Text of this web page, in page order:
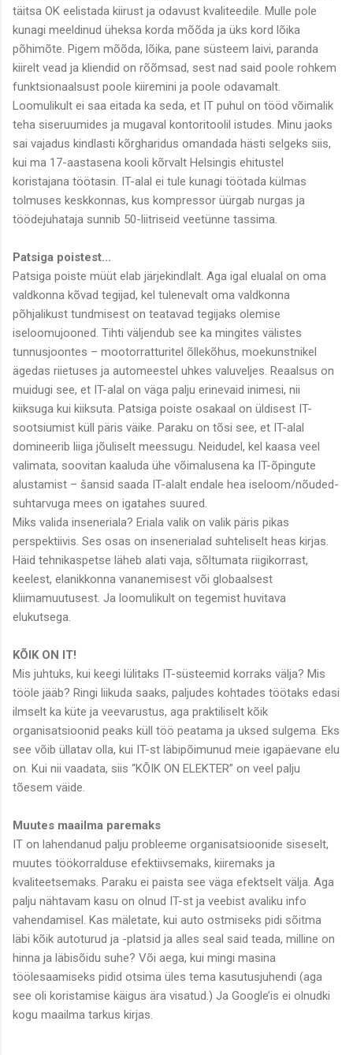
täitsa OK eelistada kiirust ja odavust kvaliteedile. Mulle pole
kunagi meeldinud üheksa korda mõõda ja üks kord lõika
põhimõte. Pigem mõõda, lõika, pane süsteem laivi, paranda
kiirelt vead ja kliendid on rõõmsad, sest nad said poole rohkem
funktsionaalsust poole kiiremini ja poole odavamalt.
Loomulikult ei saa eitada ka seda, et IT puhul on tööd võimalik
teha siseruumides ja mugaval kontoritoolil istudes. Minu jaoks
sai vajadus kindlasti kõrgharidus omandada hästi selgeks siis,
kui ma 17-aastasena kooli kõrvalt Helsingis ehitustel
koristajana töötasin. IT-alal ei tule kunagi töötada külmas
tolmuses keskkonnas, kus kompressor üürgab nurgas ja
töödejuhataja sunnib 50-liitriseid veetünne tassima.
Patsiga poistest...
Patsiga poiste müüt elab järjekindlalt. Aga igal elualal on oma
valdkonna kõvad tegijad, kel tulenevalt oma valdkonna
põhjalikust tundmisest on teatavad tegijaks olemise
iseloomujooned. Tihti väljendub see ka mingites välistes
tunnusjoontes – mootorratturitel õllekõhus, moekunstnikel
ägedas riietuses ja automeestel uhkes valuveljes. Reaalsus on
muidugi see, et IT-alal on väga palju erinevaid inimesi, nii
kiiksuga kui kiiksuta. Patsiga poiste osakaal on üldisest IT-
sootsiumist küll päris väike. Paraku on tõsi see, et IT-alal
domineerib liiga jõuliselt meessugu. Neidudel, kel kaasa veel
valimata, soovitan kaaluda ühe võimalusena ka IT-õpingute
alustamist – šansid saada IT-alalt endale hea iseloom/nõuded-
suhtarvuga mees on igatahes suured.
Miks valida inseneriala? Eriala valik on valik päris pikas
perspektiivis. Ses osas on insenerialad suhteliselt heas kirjas.
Häid tehnikaspetse läheb alati vaja, sõltumata riigikorrast,
keelest, elanikkonna vananemisest või globaalsest
kliimamuutusest. Ja loomulikult on tegemist huvitava
elukutsega.
KÕIK ON IT!
Mis juhtuks, kui keegi lülitaks IT-süsteemid korraks välja? Mis
tööle jääb? Ringi liikuda saaks, paljudes kohtades töötaks edasi
ilmselt ka küte ja veevarustus, aga praktiliselt kõik
organisatsioonid peaks küll töö peatama ja uksed sulgema. Eks
see võib üllatav olla, kui IT-st läbipõimunud meie igapäevane elu
on. Kui nii vaadata, siis “KÕIK ON ELEKTER” on veel palju
tõesem väide.
Muutes maailma paremaks
IT on lahendanud palju probleeme organisatsioonide siseselt,
muutes töökorralduse efektiivsemaks, kiiremaks ja
kvaliteetsemaks. Paraku ei paista see väga efektselt välja. Aga
palju nähtavam kasu on olnud IT-st ja veebist avaliku info
vahendamisel. Kas mäletate, kui auto ostmiseks pidi sõitma
läbi kõik autoturud ja -platsid ja alles seal said teada, milline on
hinna ja läbisõidu suhe? Või aega, kui mingi masina
töölesaamiseks pidid otsima üles tema kasutusjuhendi (aga
see oli koristamise käigus ära visatud.) Ja Google’is ei olnudki
kogu maailma tarkus kirjas.